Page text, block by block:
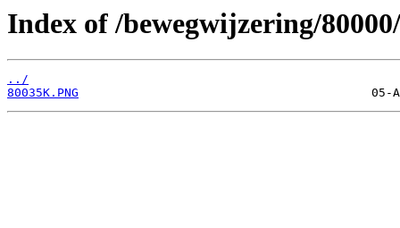
Index of /bewegwijzering/
../
80035K.PNG